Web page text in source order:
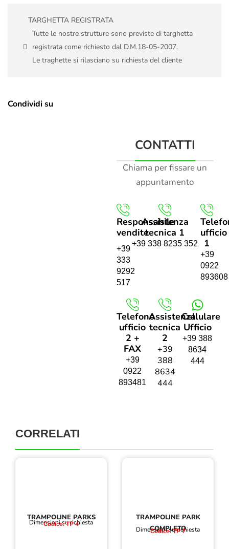
TARGHETTA REGISTRATA
Tutte le nostre strutture sono previste di targhetta
registrata come richiesto dal D.M.18-05-2007.
Le traghette si rilasciano su richiesta del cliente
Condividi su
CONTATTI
Chiama per fissare un
appuntamento
Responsabile
vendite
+39
333
9292
517
Assistenza
tecnica 1
+39 338 8235 352
ufficio
1
+39
0922
893608
Telefono
ufficio
2 +
FAX
+39
0922
893481
Assistenza
tecnica
2
+39
388
8634
444
Cellulare
Ufficio
+39 388
8634
444
CORRELATI
TRAMPOLINE PARKS
Dimensioni su richiesta
Codice: TP 4
TRAMPOLINE PARK
COMPLETO
Dimensioni su richiesta
Codice: TP 7